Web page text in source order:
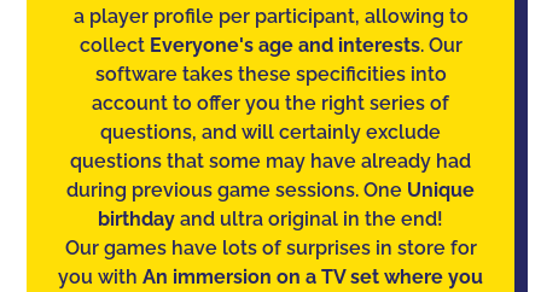
a player profile per participant, allowing to
collect Everyone's age and interests. Our
software takes these specificities into
account to offer you the right series of
questions, and will certainly exclude
questions that some may have already had
during previous game sessions. One Unique
birthday and ultra original in the end!
Our games have lots of surprises in store for
you with An immersion on a TV set where you